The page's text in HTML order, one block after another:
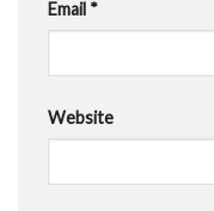
Email *
Website